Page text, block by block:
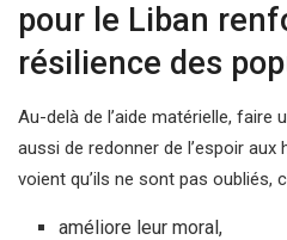
pour le Liban
résilience des
Au-delà de l’aide matérielle, faire
aussi de redonner de l’espoir aux
voient qu’ils ne sont pas oubliés,
améliore leur moral,